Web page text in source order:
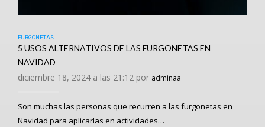
FURGONETAS
5 USOS ALTERNATIVOS DE LAS FURGONETAS EN
NAVIDAD
diciembre 18, 2024 a las 21:12 por adminaa
Son muchas las personas que recurren a las furgonetas en
Navidad para aplicarlas en actividades…